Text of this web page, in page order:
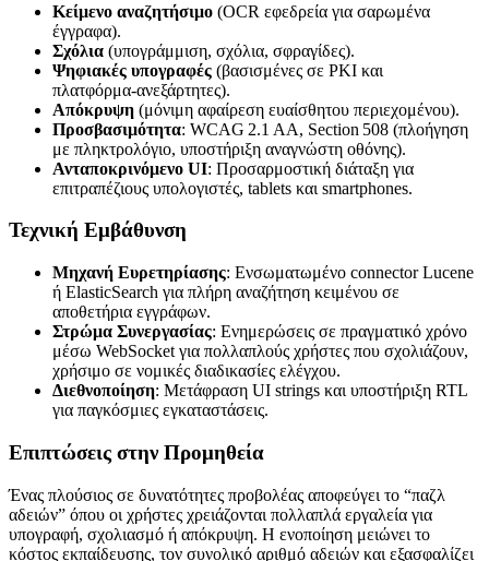
Κείμενο αναζητήσιμο (OCR εφεδρεία για σαρωμένα
έγγραφα).
Σχόλια (υπογράμμιση, σχόλια, σφραγίδες).
Ψηφιακές υπογραφές (βασισμένες σε PKI και
πλατφόρμα‑ανεξάρτητες).
Απόκρυψη (μόνιμη αφαίρεση ευαίσθητου περιεχομένου).
Προσβασιμότητα: WCAG 2.1 AA, Section 508 (πλοήγηση
με πληκτρολόγιο, υποστήριξη αναγνώστη οθόνης).
Ανταποκρινόμενο UI: Προσαρμοστική διάταξη για
επιτραπέζιους υπολογιστές, tablets και smartphones.
Τεχνική Εμβάθυνση
Μηχανή Ευρετηρίασης: Ενσωματωμένο connector Lucene
ή ElasticSearch για πλήρη αναζήτηση κειμένου σε
αποθετήρια εγγράφων.
Στρώμα Συνεργασίας: Ενημερώσεις σε πραγματικό χρόνο
μέσω WebSocket για πολλαπλούς χρήστες που σχολιάζουν,
χρήσιμο σε νομικές διαδικασίες ελέγχου.
Διεθνοποίηση: Μετάφραση UI strings και υποστήριξη RTL
για παγκόσμιες εγκαταστάσεις.
Επιπτώσεις στην Προμηθεία
Ένας πλούσιος σε δυνατότητες προβολέας αποφεύγει το “παζλ
αδειών” όπου οι χρήστες χρειάζονται πολλαπλά εργαλεία για
υπογραφή, σχολιασμό ή απόκρυψη. Η ενοποίηση μειώνει το
κόστος εκπαίδευσης, τον συνολικό αριθμό αδειών και εξασφαλίζει